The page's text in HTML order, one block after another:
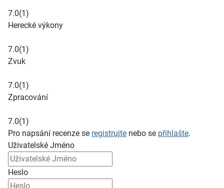
7.0(1)
Herecké výkony
7.0(1)
Zvuk
7.0(1)
Zpracování
7.0(1)
Pro napsání recenze se registrujte nebo se přihlašte.
Uživatelské Jméno
Heslo